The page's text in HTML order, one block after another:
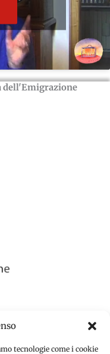
tecnologie come i cookie
dell'Emigrazione